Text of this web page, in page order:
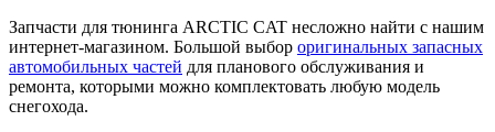
Запчасти для тюнинга ARCTIC CAT несложно найти с нашим
интернет-магазином. Большой выбор оригинальных запасных
автомобильных частей для планового обслуживания и
ремонта, которыми можно комплектовать любую модель
снегохода.